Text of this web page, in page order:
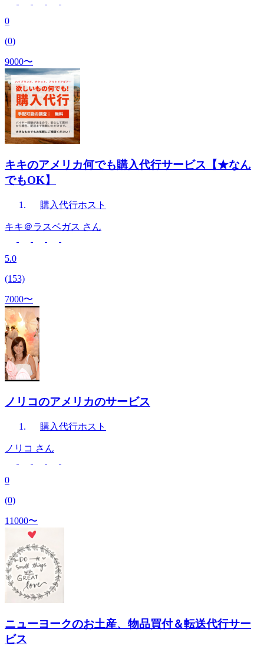
0
(0)
9000〜
キキのアメリカ何でも購入代行サービス【★なん
でもOK】
購入代行ホスト
キキ＠ラスベガス さん
5.0
(153)
7000〜
ノリコのアメリカのサービス
購入代行ホスト
ノリコ さん
0
(0)
11000〜
ニューヨークのお土産、物品買付＆転送代行サー
ビス